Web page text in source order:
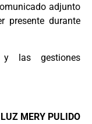
adjunto
presente durante
y las gestiones
LUZ MERY PULIDO